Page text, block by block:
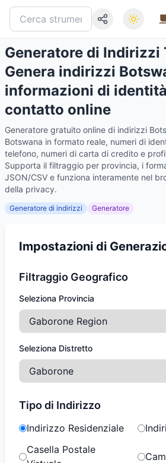
Generatore di Indirizzi
Genera indirizzi
informazioni di
contatto online
Generatore gratuito online di indirizzi
Botswana in formato reale, numeri di
telefono, numeri di carta di credito e
Supporta il filtraggio per provincia, i
JSON/CSV e funziona interamente nel
della privacy.
Generatore di indirizzi Generatore
Impostazioni di
Filtraggio Geografico
Seleziona Provincia
Seleziona Distretto
Tipo di Indirizzo
Indirizzo Residenziale
Casella Postale